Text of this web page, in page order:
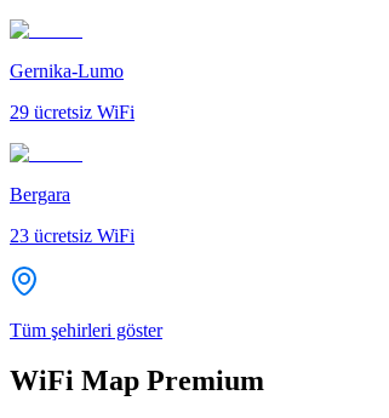
Gernika-Lumo
29 ücretsiz WiFi
Bergara
23 ücretsiz WiFi
Tüm şehirleri göster
WiFi Map Premium